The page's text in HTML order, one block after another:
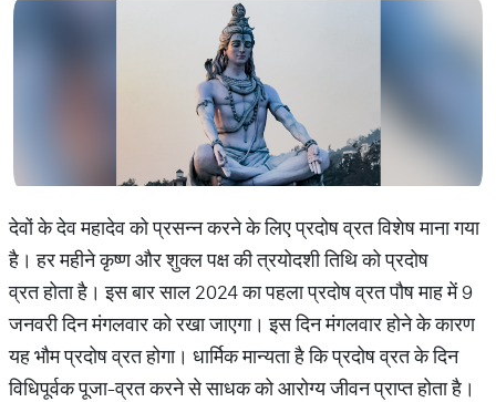
देवों के देव महादेव को प्रसन्न करने के लिए प्रदोष व्रत विशेष माना गया
है। हर महीने कृष्ण और शुक्ल पक्ष की त्रयोदशी तिथि को प्रदोष
व्रत होता है। इस बार साल 2024 का पहला प्रदोष व्रत पौष माह में 9
जनवरी दिन मंगलवार को रखा जाएगा। इस दिन मंगलवार होने के कारण
यह भौम प्रदोष व्रत होगा। धार्मिक मान्यता है कि प्रदोष व्रत के दिन
विधिपूर्वक पूजा-व्रत करने से साधक को आरोग्य जीवन प्राप्त होता है।